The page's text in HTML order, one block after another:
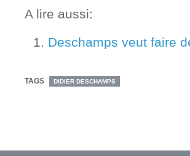
A lire aussi:
Deschamps veut faire
TAGS DIDIER DESCHAMPS